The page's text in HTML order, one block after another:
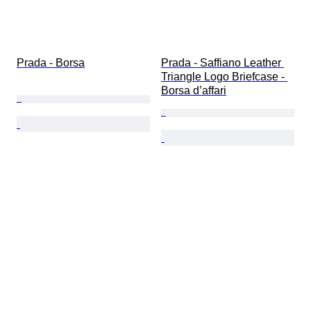
Prada - Borsa
Prada - Saffiano Leather
Triangle Logo Briefcase -
Borsa d’affari